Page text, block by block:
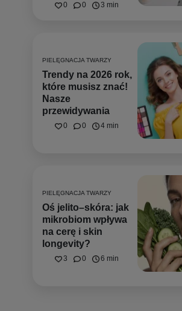
0 0 3 min
PIELĘGNACJA TWARZY
Trendy na 2026 rok,
które musisz znać!
Nasze
przewidywania
0 0 4 min
PIELĘGNACJA TWARZY
Oś jelito–skóra: jak
mikrobiom wpływa
na cerę i skin
longevity?
3 0 6 min